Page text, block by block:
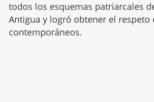
todos los esquemas patriarcales
Antigua y logró obtener el respeto
contemporáneos.